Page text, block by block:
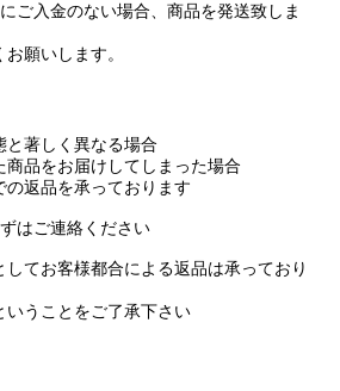
ご入金のない場合、商品を発送致しま
願いします。
と著しく異なる場合
商品をお届けしてしまった場合
返品を承っております
はご連絡ください
てお客様都合による返品は承っており
うことをご了承下さい